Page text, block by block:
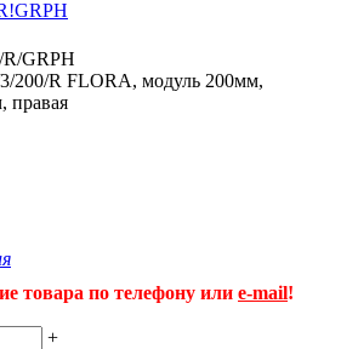
GRPH
200/R FLORA, модуль 200мм,
правая
товара по телефону или e-mail!
+